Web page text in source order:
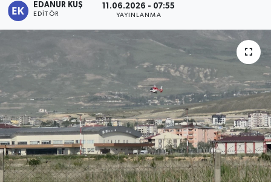
EDANUR KUŞ
EDITÖR
11.06.2026 - 07:55
YAYINLANMA